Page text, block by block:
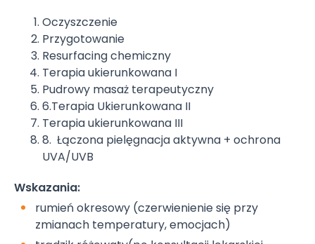
Oczyszczenie
Przygotowanie
Resurfacing chemiczny
Terapia ukierunkowana I
Pudrowy masaż terapeutyczny
6.Terapia Ukierunkowana II
Terapia ukierunkowana III
8. Łączona pielęgnacja aktywna + ochrona
UVA/UVB
Wskazania:
rumień okresowy (czerwienienie się przy
zmianach temperatury, emocjach)